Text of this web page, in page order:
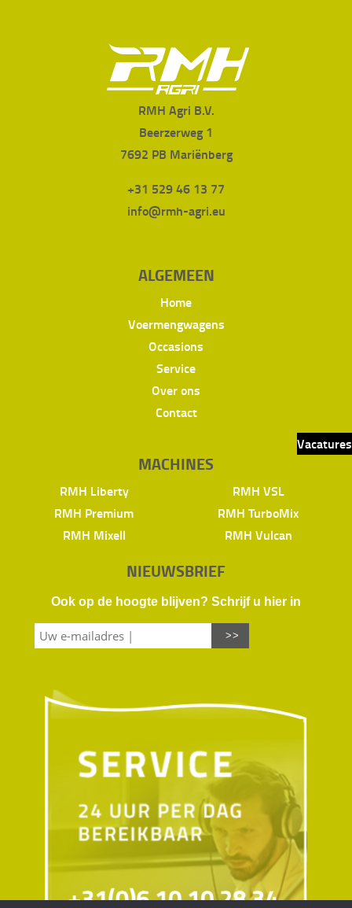
RMH Agri B.V.
Beerzerweg 1
7692 PB Mariënberg
+31 529 46 13 77
info@rmh-agri.eu
ALGEMEEN
Home
Voermengwagens
Occasions
Service
Over ons
Contact
Vacatures
MACHINES
RMH Liberty
RMH VSL
RMH Premium
RMH TurboMix
RMH Mixell
RMH Vulcan
NIEUWSBRIEF
Ook op de hoogte blijven? Schrijf u hier in